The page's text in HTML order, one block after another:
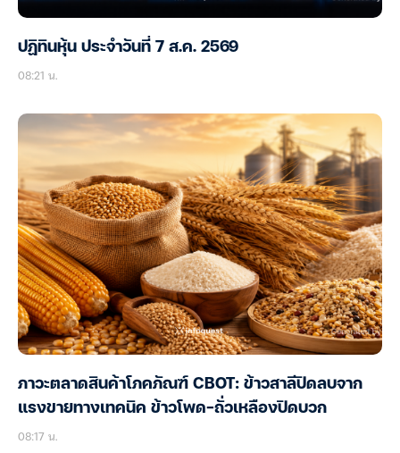
ปฏิทินหุ้น ประจำวันที่ 7 ส.ค. 2569
08:21 น.
ภาวะตลาดสินค้าโภคภัณฑ์ CBOT: ข้าวสาลีปิดลบจาก
แรงขายทางเทคนิค ข้าวโพด-ถั่วเหลืองปิดบวก
08:17 น.